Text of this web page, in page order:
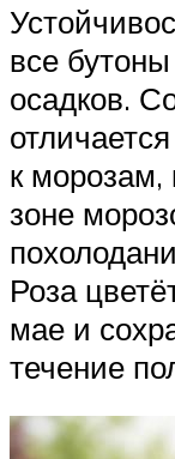
все
осадков.
к морозам,
зоне
Роза
мае и
течение